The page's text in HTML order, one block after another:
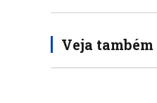
Veja também